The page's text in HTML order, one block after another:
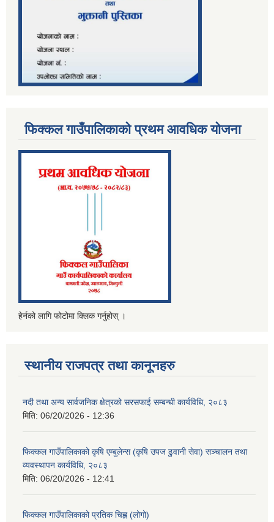
फिक्कल गाउँपालिकाको प्रथम आवधिक योजना
हेर्नको लागि फोटोमा क्लिक गर्नुहोस् ।
स्थानीय राजपत्र तथा कानूनहरु
नदी तथा अन्य सार्वजनिक क्षेत्रको सरसफाई सम्बन्धी कार्यविधि, २०८३
मिति: 06/20/2026 - 12:36
फिक्कल गाउँपालिकाको कृषि एम्बुलेन्स (कृषि उपज ढुवानी सेवा) सञ्चालन तथा
व्यवस्थापन कार्यविधि, २०८३
मिति: 06/20/2026 - 12:41
फिक्कल गाउँपालिकाको प्रतिक चिह्न (लोगो)